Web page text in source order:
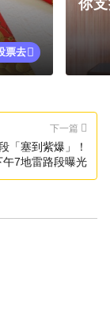
票去
你
下一篇
「塞到紫爆」！
午7地雷路段曝光